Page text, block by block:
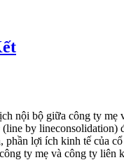
nội bộ giữa công ty mẹ
by
lợi ích kinh tế của
ty mẹ và công ty liên